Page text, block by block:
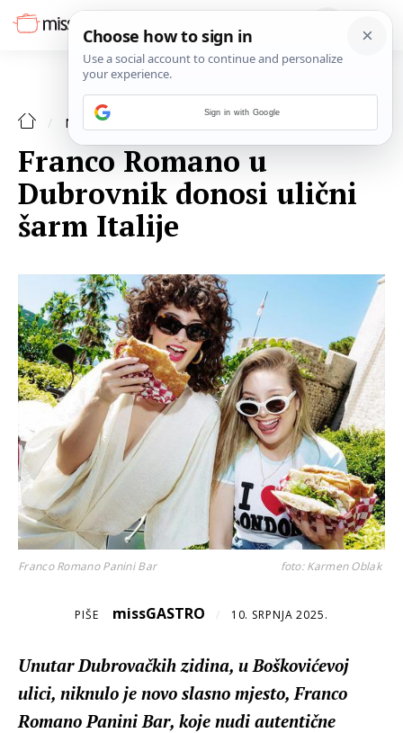
NAJAVE
Franco Romano u
Dubrovnik donosi ulični
šarm Italije
Franco Romano Panini Bar foto: Karmen Oblak
PIŠE missGASTRO / 10. SRPNJA 2025.
Unutar Dubrovačkih zidina, u Boškovićevoj
ulici, niknulo je novo slasno mjesto, Franco
Romano Panini Bar, koje nudi autentične
Sign in with Google